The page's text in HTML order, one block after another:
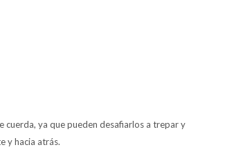
cuerda, ya que pueden desafiarlos a trepar y
y hacia atrás.